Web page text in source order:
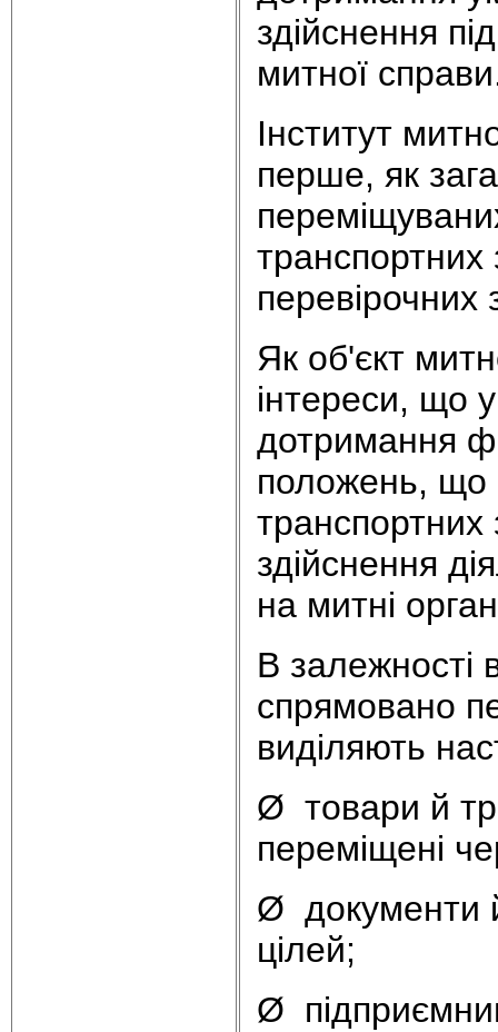
здійснення
митної
Інститут
перше, як
транспортних
перевірочних
Як об'єкт
інтереси, що
дотримання
положень, що
транспортних
здійснення
на митні
В залежності
спрямовано
виділяють
Ø товари й
переміщені
Ø документи
цілей;
Ø